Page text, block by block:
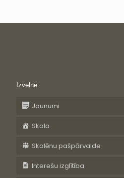
Izvēlne
Jaunumi
Skola
Skolēnu pašpārvalde
Interešu izglītība